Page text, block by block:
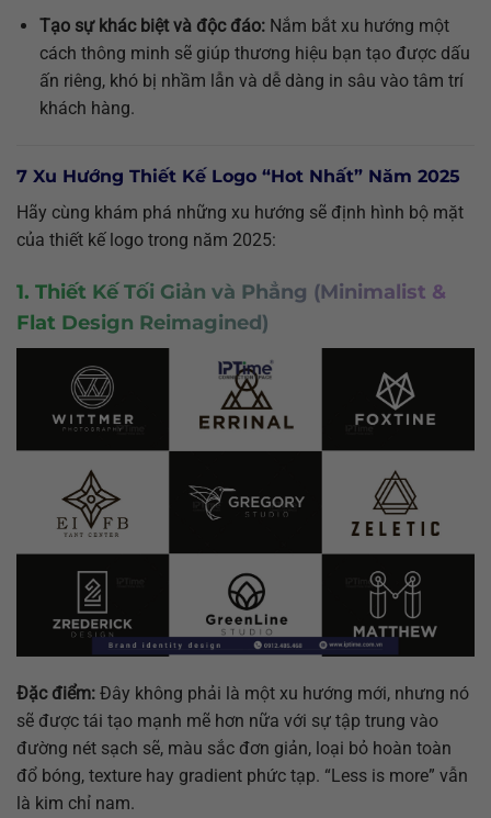
Tạo sự khác biệt và độc đáo:Nắm bắt xu hướng một
cách thông minh sẽ giúp thương hiệu bạn tạo được dấu
ấn riêng, khó bị nhầm lẫn và dễ dàng in sâu vào tâm trí
khách hàng.
7 Xu Hướng Thiết Kế Logo “Hot Nhất” Năm 2025
Hãy cùng khám phá những xu hướng sẽ định hình bộ mặt
của thiết kế logo trong năm 2025:
1. Thiết Kế Tối Giản và Phẳng (Minimalist &
Flat Design Reimagined)
Đặc điểm: Đây không phải là một xu hướng mới, nhưng nó
sẽ được tái tạo mạnh mẽ hơn nữa với sự tập trung vào
đường nét sạch sẽ, màu sắc đơn giản, loại bỏ hoàn toàn
đổ bóng, texture hay gradient phức tạp. “Less is more” vẫn
là kim chỉ nam.